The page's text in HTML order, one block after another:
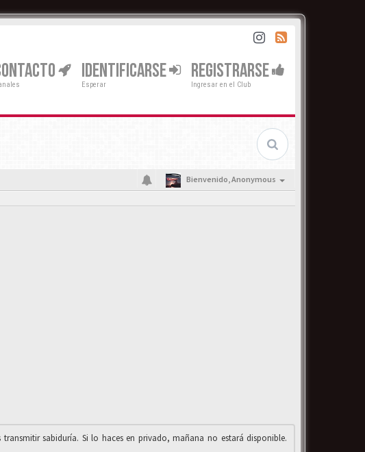
IDENTIFICARSE
Esperar
REGISTRARSE
Ingresar en el Club
Bienvenido,Anonymous
transmitir sabiduría. Si lo haces en privado, mañana no estará disponible.